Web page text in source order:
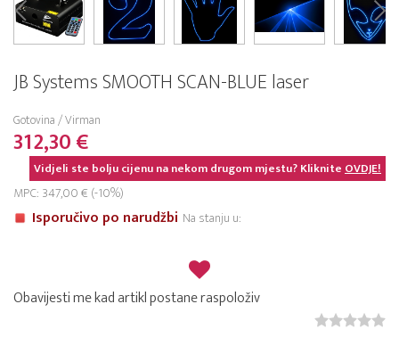
JB Systems SMOOTH SCAN-BLUE laser
Gotovina / Virman
312,30 €
Vidjeli ste bolju cijenu na nekom drugom mjestu? KlikniteOVDJE!
MPC: 347,00 € (-10%)
Isporučivo po narudžbi Na stanju u:
Obavijesti me kad artikl postane raspoloživ